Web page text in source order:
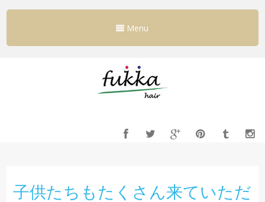
Menu
子供たちもたくさん来ていただ